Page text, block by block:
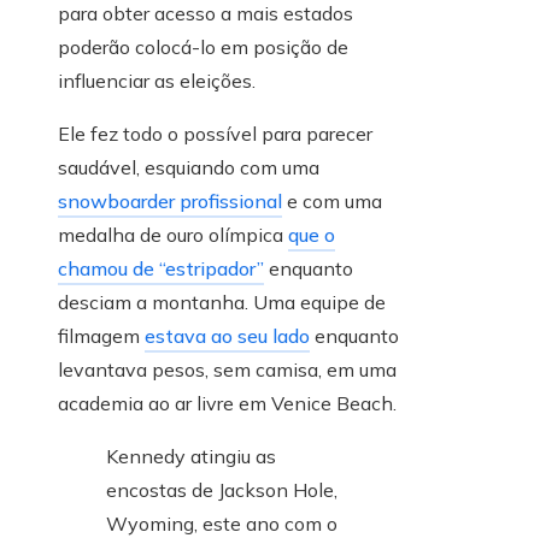
para obter acesso a mais estados
poderão colocá-lo em posição de
influenciar as eleições.
Ele fez todo o possível para parecer
saudável, esquiando com uma
snowboarder profissional e com uma
medalha de ouro olímpica que o
chamou de “estripador” enquanto
desciam a montanha. Uma equipe de
filmagem estava ao seu lado enquanto
levantava pesos, sem camisa, em uma
academia ao ar livre em Venice Beach.
Kennedy atingiu as
encostas de Jackson Hole,
Wyoming, este ano com o